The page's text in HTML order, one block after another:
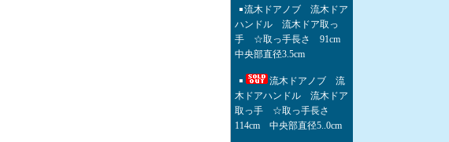
流木ドアノブ 流木ドア
ハンドル 流木ドア取っ
手 ☆取っ手長さ 91cm
中央部直径3.5cm
流木ドアノブ 流
木ドアハンドル 流木ドア
取っ手 ☆取っ手長さ
114cm 中央部直径5..0cm